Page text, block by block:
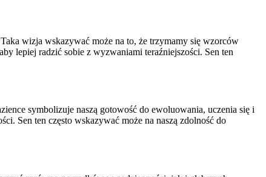
Taka wizja wskazywać może na to, że trzymamy się wzorców
lepiej radzić sobie z wyzwaniami teraźniejszości. Sen ten
symbolizuje naszą gotowość do ewoluowania, uczenia się i
Sen ten często wskazywać może na naszą zdolność do